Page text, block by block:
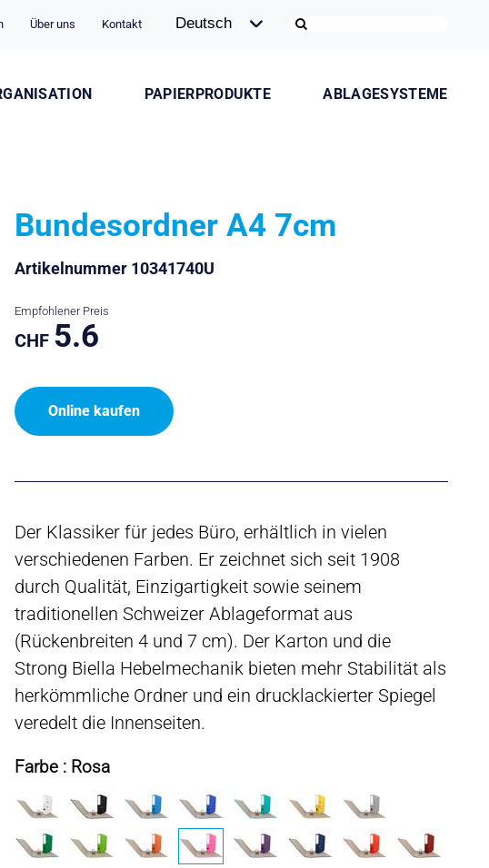
Über uns Kontakt
PAPIERPRODUKTE ABLAGESYSTEME
Bundesordner A4 7cm
Artikelnummer 10341740U
Empfohlener Preis
CHF 5.6
Online kaufen
Der Klassiker für jedes Büro, erhältlich in vielen
verschiedenen Farben. Er zeichnet sich seit 1908
durch Qualität, Einzigartigkeit sowie seinem
traditionellen Schweizer Ablageformat aus
(Rückenbreiten 4 und 7 cm). Der Karton und die
Strong Biella Hebelmechanik bieten mehr Stabilität als
herkömmliche Ordner und ein drucklackierter Spiegel
veredelt die Innenseiten.
Farbe : Rosa